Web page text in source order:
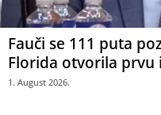
Fauči se 111 puta
Florida otvorila prvu
1. August 2026.